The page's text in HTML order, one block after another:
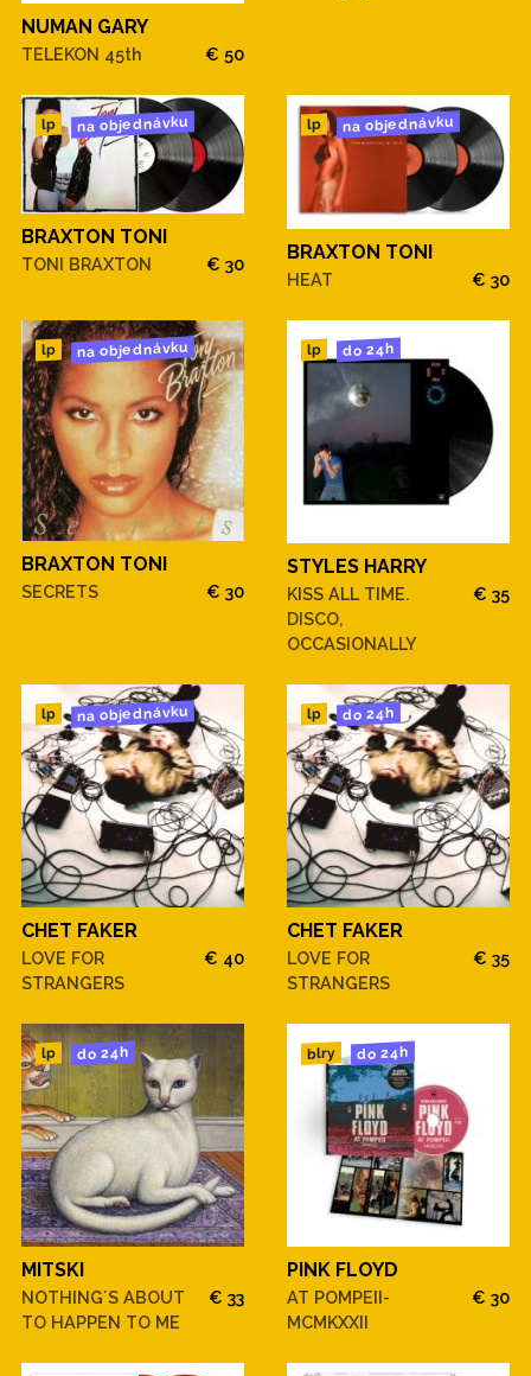
NUMAN GARY
TELEKON 45th € 50
lp na objednávku
BRAXTON TONI
TONI BRAXTON € 30
lp na objednávku
BRAXTON TONI
HEAT € 30
lp na objednávku
BRAXTON TONI
SECRETS € 30
lp do 24h
STYLES HARRY
KISS ALL TIME.
DISCO,
OCCASIONALLY
€ 35
lp na objednávku
CHET FAKER
LOVE FOR
STRANGERS
€ 40
lp do 24h
CHET FAKER
LOVE FOR
STRANGERS
€ 35
lp do 24h
MITSKI
NOTHING´S ABOUT
TO HAPPEN TO ME
€ 33
blry do 24h
PINK FLOYD
AT POMPEII-
MCMKXXII
€ 30